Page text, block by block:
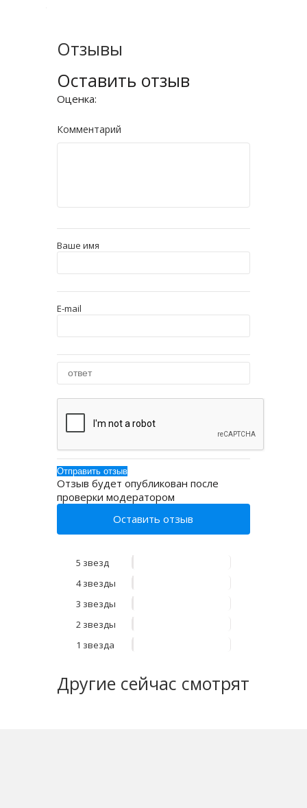
Отзывы
Оставить отзыв
Оценка:
Комментарий
Ваше имя
E-mail
Отзыв будет опубликован после
проверки модератором
Оставить отзыв
5 звезд
4 звезды
3 звезды
2 звезды
1 звезда
Другие сейчас смотрят